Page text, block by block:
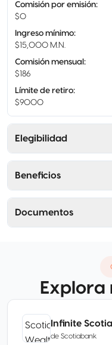
Comisión por emisión:
$0
Ingreso mínimo:
$15,000 M.N.
Comisión mensual :
$186
Límite de retiro:
$9000
Elegibilidad
Beneficios
Documentos
Explora
Infinite
de Scotiabank